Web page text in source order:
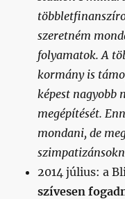
szeretném
folyamatok. A
kormány is
képest nagyobb
megépítését.
mondani, de
2014 július: a
szívesen